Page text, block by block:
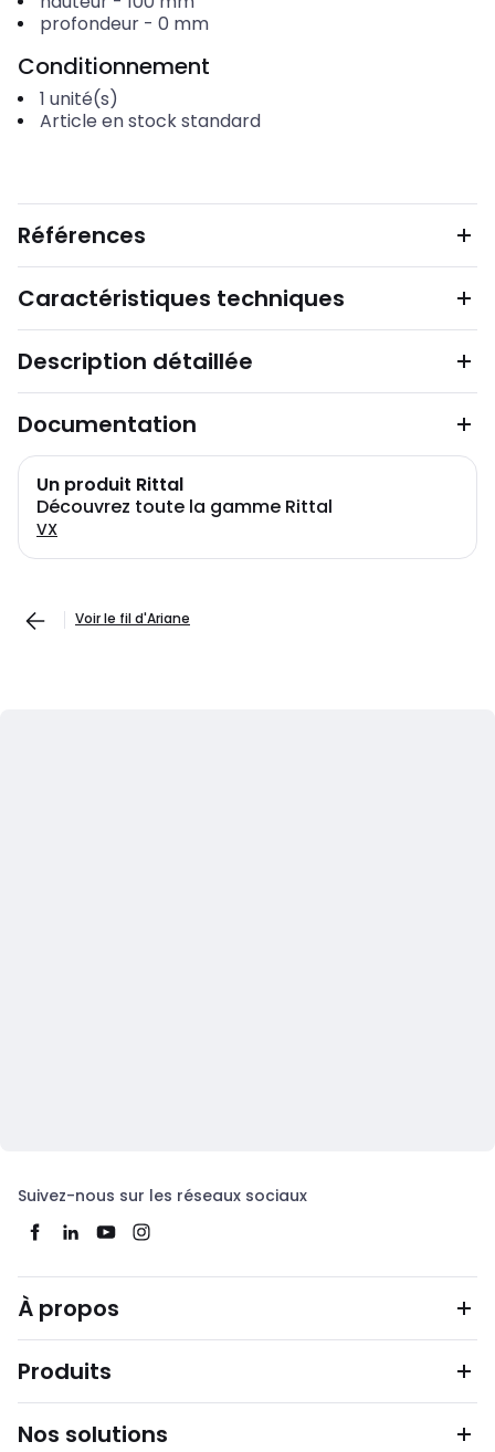
profondeur- 0 mm
Conditionnement
1 unité(s)
Article en stock standard
Références
Caractéristiques techniques
Description détaillée
Documentation
Un produit Rittal
Découvrez toute la gamme Rittal
VX
Voir le fil d'Ariane
Suivez-nous sur les réseaux sociaux
À propos
Produits
Nos solutions